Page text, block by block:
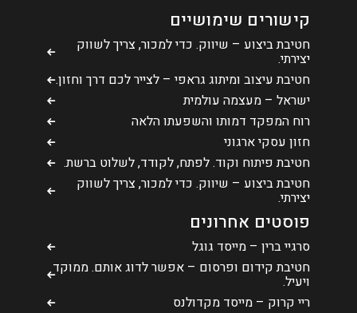
קישורים שימושיים
חטיבת ביצוע – שיווק. כדי למכור, צריך לשווק
יצירתי.
חטיבת עיצוב ומיתוג גראפי – לצייר לכם דרך וחזון.
ישראל – מעצמה עולמית
רוח המפקד דמותו והשפעתו הלאה
חזון עסקי ארגוני
חטיבת פיתוח וקוד. לפתח, לקודד, לשלוט ברשת.
חטיבת ביצוע – שיווק. כדי למכור, צריך לשווק
יצירתי.
פוסטים אחרונים
סרגיי ברין – מייסד גוגל
חטיבת קידום ופרסום – אפשר לדוג אותם. ממוקד
ויעיל.
ריי קרוק – מייסד מקדולנס